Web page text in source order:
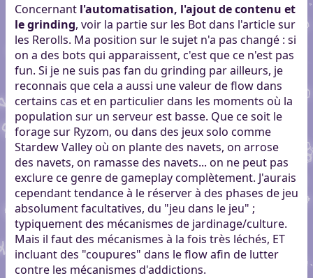
Concernantl'automatisation, l'ajout de contenu et
le grinding, voir la partie sur les Bot dans l'article sur
les Rerolls. Ma position sur le sujet n'a pas changé : si
on a des bots qui apparaissent, c'est que ce n'est pas
fun. Si je ne suis pas fan du grinding par ailleurs, je
reconnais que cela a aussi une valeur de flow dans
certains cas et en particulier dans les moments où la
population sur un serveur est basse. Que ce soit le
forage sur Ryzom, ou dans des jeux solo comme
Stardew Valley où on plante des navets, on arrose
des navets, on ramasse des navets... on ne peut pas
exclure ce genre de gameplay complètement. J'aurais
cependant tendance à le réserver à des phases de jeu
absolument facultatives, du "jeu dans le jeu" ;
typiquement des mécanismes de jardinage/culture.
Mais il faut des mécanismes à la fois très léchés, ET
incluant des "coupures" dans le flow afin de lutter
contre les mécanismes d'addictions.